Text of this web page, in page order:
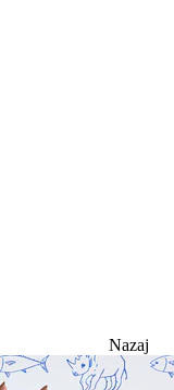
Nazaj